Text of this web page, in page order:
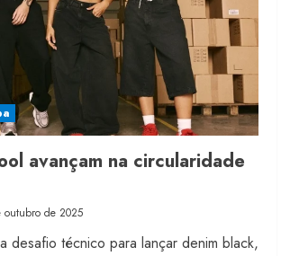
avançam na circularidade
outubro de 2025
desafio técnico para lançar denim black,